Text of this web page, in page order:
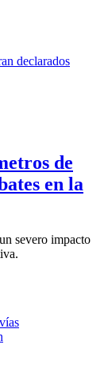
de
en la
severo impacto